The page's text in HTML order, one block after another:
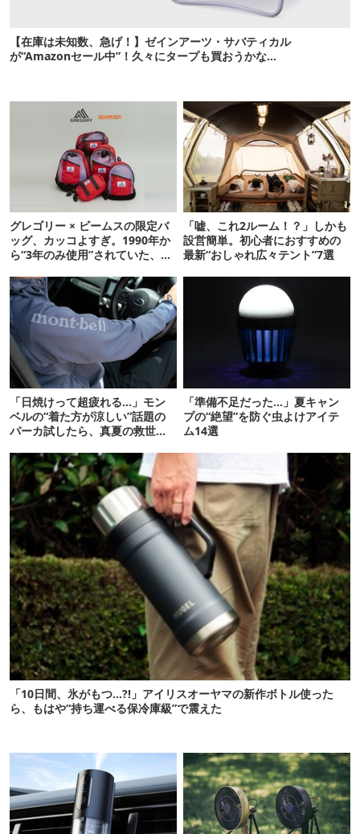
【在庫は未知数、急げ！】ゼインアーツ・サバティカル
が“Amazonセール中”！久々にタープも買おうかな…
グレゴリー × ビームスの限定バ
ッグ、カッコよすぎ。1990年か
ら“3年のみ使用”されていた、紫
「嘘、これ2ルーム！？」しかも
設営簡単。初心者におすすめの
最新“おしゃれ広々テント”7選
「日焼けって超疲れる…」モン
ベルの“着た方が涼しい”話題の
パーカ試したら、真夏の救世主
「準備不足だった…」夏キャン
プの“絶望”を防ぐ虫よけアイテ
ム14選
「10日間、氷がもつ…?!」アイリスオーヤマの新作ボトル使った
ら、もはや“持ち運べる保冷庫級”で震えた